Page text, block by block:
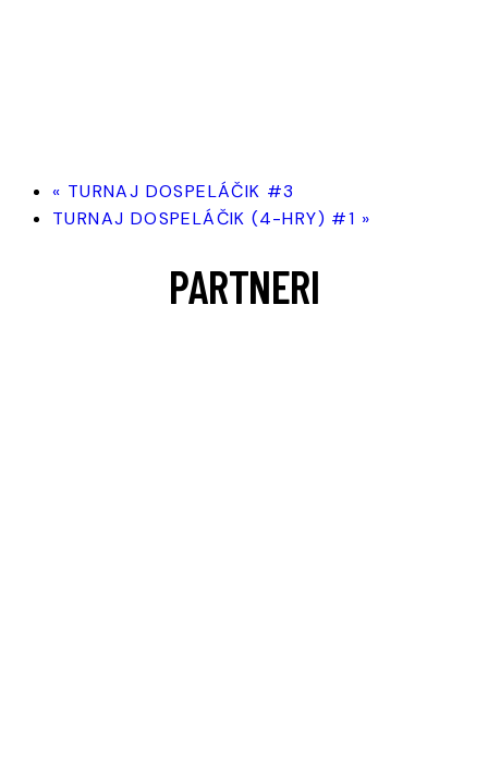
« TURNAJ DOSPELÁČIK #3
TURNAJ DOSPELÁČIK (4-HRY) #1 »
PARTNERI